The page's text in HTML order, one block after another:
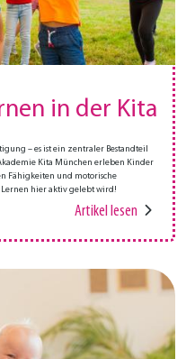
in der Kita
– es ist ein zentraler Bestandteil
Kita München erleben Kinder
Fähigkeiten und motorische
Lernen hier aktiv gelebt wird!
Artikel lesen